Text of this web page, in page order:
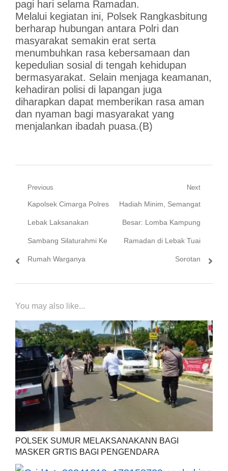
pagi hari selama Ramadan.
Melalui kegiatan ini, Polsek Rangkasbitung
berharap hubungan antara Polri dan
masyarakat semakin erat serta
menumbuhkan rasa kebersamaan dan
kepedulian sosial di tengah kehidupan
bermasyarakat. Selain menjaga keamanan,
kehadiran polisi di lapangan juga
diharapkan dapat memberikan rasa aman
dan nyaman bagi masyarakat yang
menjalankan ibadah puasa.(B)
Navigasi
pos
Previous
Previous
post:
Kapolsek Cimarga Polres
Lebak Laksanakan
Sambang Silaturahmi Ke
Rumah Warganya
Next
Next
post:
Hadiah Minim, Semangat
Besar: Lomba Kampung
Ramadan di Lebak Tuai
Sorotan
You may also like...
POLSEK SUMUR MELAKSANAKANN BAGI
MASKER GRTIS BAGI PENGENDARA